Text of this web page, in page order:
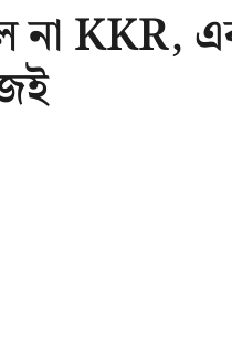
না KKR,